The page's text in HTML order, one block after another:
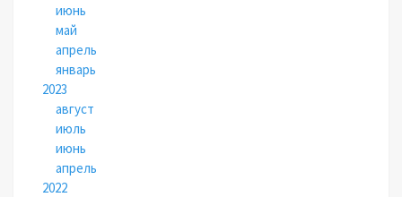
июнь
май
апрель
январь
2023
август
июль
июнь
апрель
2022